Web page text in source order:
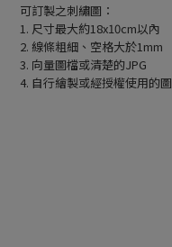
可訂製之刺繡圖：
1. 尺寸最大約18x10cm以內
2. 線條粗細、空格大於1mm
3. 向量圖檔或清楚的JPG
4. 自行繪製或經授權使用的圖